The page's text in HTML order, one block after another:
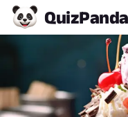
QuizPanda